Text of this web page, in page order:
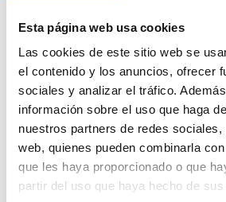
Esta página web usa cookies
Las cookies de este sitio web se
el contenido y los anuncios, ofrecer
sociales y analizar el tráfico.
información sobre el uso que haga
nuestros partners de redes
web, quienes pueden combinarla
que les haya proporcionado o que
partir del uso que haya hecho de
Golf & Wellness
Gaudeix del golf en un entorn
La Sella, amb 27 forats
Olazábal i vistes al Mediterrani.
´experiència amb el resort de 5
centre wellness, on esport, relax i